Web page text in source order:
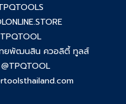
TPQTOOL
ทยพัฒนสิน ควอลิตี้ ทูลส์
@TPQTOOL